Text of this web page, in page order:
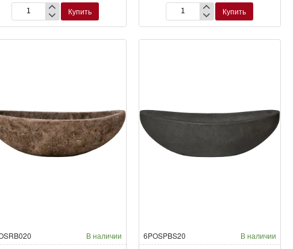
Кашпо
Baq
Metallic
Купить
Кашпо
Baq
Metallic
Купить
В наличии 6POSPBS20 В наличии